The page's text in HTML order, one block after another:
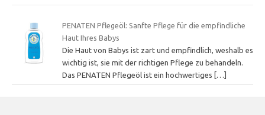
PENATEN Pflegeöl: Sanfte Pflege für die empfindliche
Haut Ihres Babys
Die Haut von Babys ist zart und empfindlich, weshalb es
wichtig ist, sie mit der richtigen Pflege zu behandeln.
Das PENATEN Pflegeöl ist ein hochwertiges
[…]